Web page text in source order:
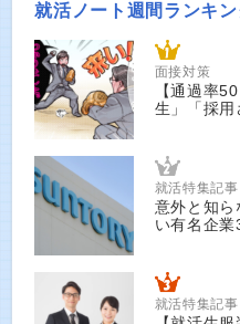
就活ノート週間ランキ
面接対策
【通過率
生」「採用
就活特集記事
意外と知ら
い有名企業
就活特集記事